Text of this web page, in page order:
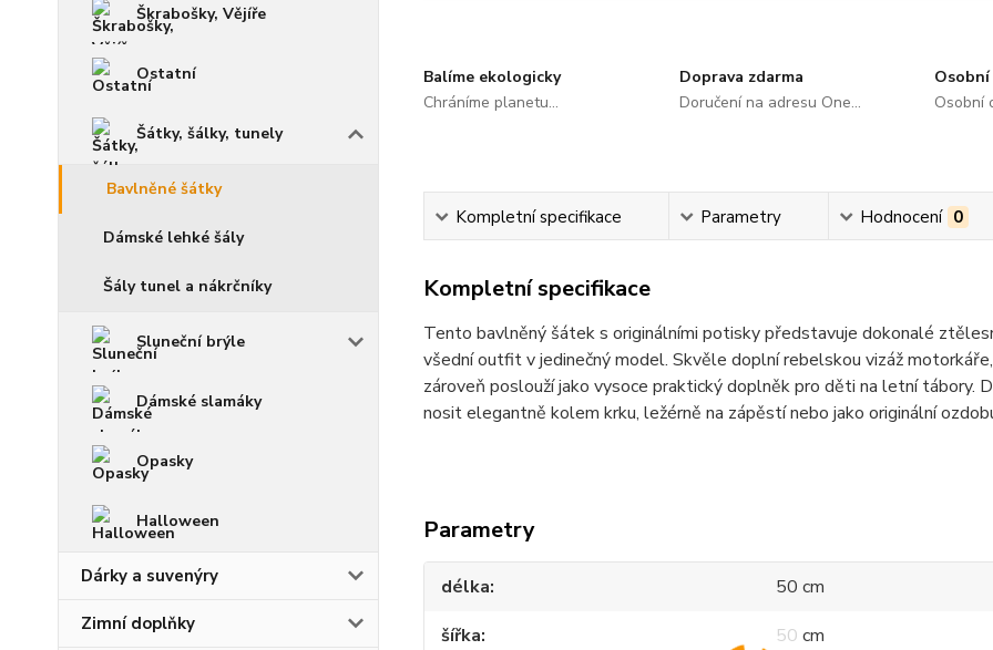
Škrabošky, Vějíře
Ostatní
Šátky, šálky, tunely
Bavlněné šátky
Dámské lehké šály
Šály tunel a nákrčníky
Sluneční brýle
Dámské slamáky
Opasky
Halloween
Dárky a suvenýry
Zimní doplňky
Balíme ekologicky
Chráníme planetu...
Doprava zdarma
Doručení na adresu One...
Osobní
Kompletní specifikace Parametry Hodnocení 0
Kompletní specifikace
Tento bavlněný šátek s originálními potisky představuje dokonalé
všední outfit v jedinečný model. Skvěle doplní rebelskou vizáž
zároveň poslouží jako vysoce praktický doplněk pro děti na letní tábory.
nosit elegantně kolem krku, ležérně na zápěstí nebo jako originální
Parametry
délka
50 cm
šířka
50 cm